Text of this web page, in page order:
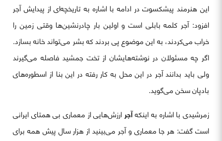
این هنرمند پیشکسوت در ادامه با اشاره به تاریخچه‌ای از پیدایش آجر
افزود: آجر کلمه بابلی است و اولین بار چادرنشین‌ها وقتی زمین را
خراب می‌کردند، به این موضوع پی بردند که بشر می‌تواند خانه بسازد.
اگر چه مسئولان در نوشته‌هایشان از تخت جمشید فاصله می‌گیرند
ولی باید بدانند آجر در این محل به کار رفته در این بنا از اسطوره‌های
بادپان سخن می‌گوید.
زمرشیدی با اشاره به اینکهآجرارزش‌هایی از معماری بی همتای ایرانی
است گفت: هر جا معماری و آجر می‌بینید از هزار سال پیش همه برای